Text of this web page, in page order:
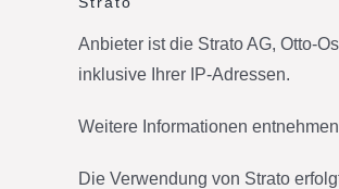
Anbieter ist die Strato AG, Otto-
inklusive Ihrer IP-Adressen.
Weitere Informationen
Die Verwendung von Strato